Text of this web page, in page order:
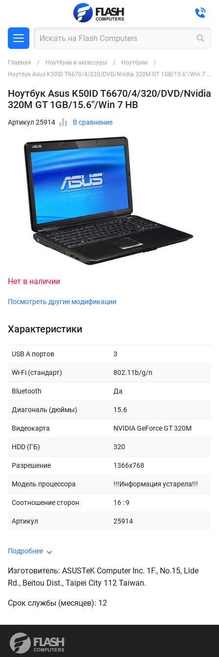
Главная Ноутбуки и аксессуры
Ноутбуки
Ноутбук Asus K50ID T6670/4/320/DVD/Nvidia 320M GT 1GB/15.6"/Win 7 HB
Ноутбук Asus K50ID T6670/4/320/DVD/Nvidia
320M GT 1GB/15.6"/Win 7 HB
Артикул 25914 В сравнение
Нет в наличии
Посмотреть другие модификации
Характеристики
USB A портов 3
Wi-Fi (стандарт) 802.11b/g/n
Bluetooth Да
Диагональ (дюймы) 15.6
Видеокарта NVIDIA GeForce GT 320M
HDD (ГБ) 320
Разрешение 1366x768
Модель процессора !!!Информация устарела!!!
Соотношение сторон 16 : 9
Артикул 25914
Подробнее
Изготовитель: ASUSTeK Computer Inc. 1F., No.15, Lide
Rd., Beitou Dist., Taipei City 112 Taiwan.
Срок службы (месяцев): 12